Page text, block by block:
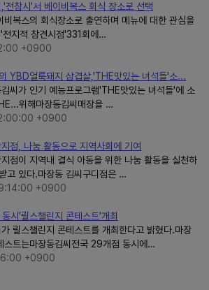
전참시'서 베이비복스 회식 장소로 선택
비복스의 회식장소로 출연하며 메뉴에 대한 관심을
지적 참견시점'331회에…
+0900
YBD얼룩돼지 삼겹살,'THE맛있는 녀석들'소...
씨가 인기 예능프로그램'THE맛있는 녀석들'에 소
위해마장동김씨매장을 …
+0900
점, 나눔 활동으로 지역사회에 기여
점이 지역내 결식 아동을 위한 나눔 활동을 실천하
고 있다.마장동 김씨구디점은 …
+0900
시'릴스챌린지 콘테스트'개최
릴스챌린지 콘테스트를 개최한다고 밝혔다.마장
스트는마장동김씨전국 29개점 동시에…
+0900